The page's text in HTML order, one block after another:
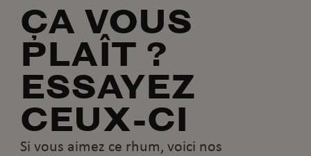
ÇA VOUS
PLAÎT ?
ESSAYEZ
CEUX-CI
Si vous aimez ce rhum, voici nos